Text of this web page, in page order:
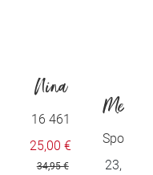
Nina
von C.
16 461
874 0
25,00 €
34,95 €
Me
y
Spo
rty-
23,